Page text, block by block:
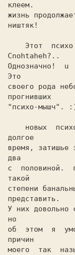
клеем.
жизнь
ништяк!
Cnohtaheh?..
Однозначно!
своего рода
прогнивших
"психо-мышч".
долгое
время, затишье
два
с  половиной.
такой
степени
представить.
У них довольно
но
об  этом  я
причин
моего  так